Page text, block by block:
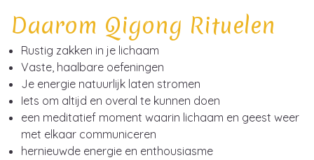
Daarom Qigong Rituelen
Rustig zakken in je lichaam
Vaste, haalbare oefeningen
Je energie natuurlijk laten stromen
Iets om altijd en overal te kunnen doen
een meditatief moment waarin lichaam en geest weer
met elkaar communiceren
hernieuwde energie en enthousiasme